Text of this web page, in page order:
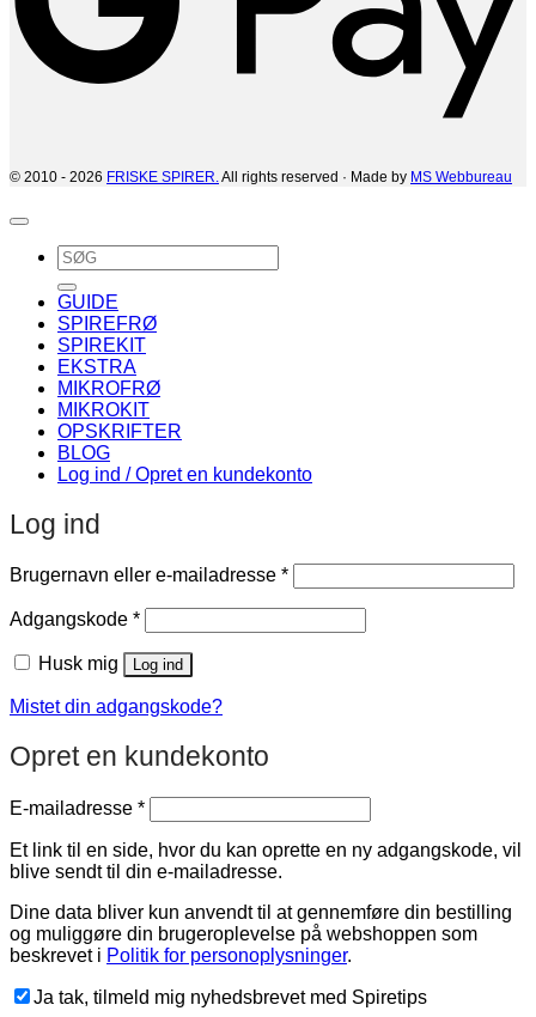
© 2010 - 2026 FRISKE SPIRER. All rights reserved · Made by MS Webbureau
Søg
efter:
GUIDE
SPIREFRØ
SPIREKIT
EKSTRA
MIKROFRØ
MIKROKIT
OPSKRIFTER
BLOG
Log ind / Opret en kundekonto
Log ind
Brugernavn eller e-mailadresse *Påkrævet
Adgangskode *Påkrævet
Husk mig Log ind
Mistet din adgangskode?
Opret en kundekonto
E-mailadresse *Påkrævet
Et link til en side, hvor du kan oprette en ny adgangskode, vil
blive sendt til din e-mailadresse.
Dine data bliver kun anvendt til at gennemføre din bestilling
og muliggøre din brugeroplevelse på webshoppen som
beskrevet i Politik for personoplysninger.
Ja tak, tilmeld mig nyhedsbrevet med Spiretips